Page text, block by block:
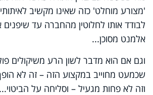
'מצורע מוחלט' כזה שאינו מקשיב
לבודד אותו לחלוטין מהחברה עד שיפנים
אלמנט מסוכן...
וגם אם הוא מדבר לשון הרע משיקולים
שכמעט מחוייב במקצוע הזה – זה לא הופך
וזה לא פחות מגעיל – וסליחה על הביטוי...